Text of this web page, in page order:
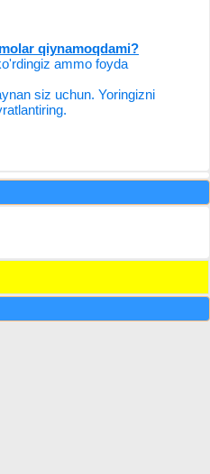
qiynamoqdami?
ammo foyda
siz uchun. Yoringizni